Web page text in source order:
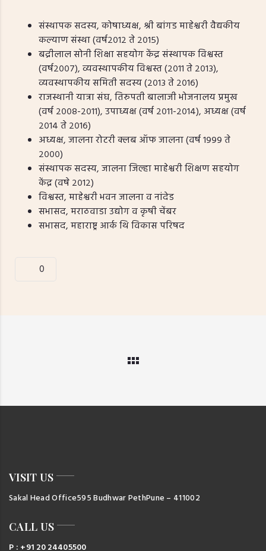
संस्थापक सदस्य, कोषाध्यक्ष, श्री बांगड माहेश्वरी वैद्यकीय
कल्याण संस्था (वर्ष२०१२ ते २०१५)
बद्रीलाल सोनी शिक्षा सहयोग केंद्र संस्थापक विश्वस्त
(वर्ष२००७), व्यवस्थापकीय विश्वस्त (२०११ ते २०१३),
व्यवस्थापकीय समिती सदस्य (२०१३ ते २०१६)
राजस्थानी यात्रा संघ, तिरुपती बालाजी भोजनालय प्रमुख
(वर्ष २००८-२०११), उपाध्यक्ष (वर्ष २०११-२०१४), अध्यक्ष (वर्ष
२०१४ ते २०१६)
अध्यक्ष, जालना रोटरी क्लब ऑफ जालना (वर्ष १९९९ ते
२०००)
संस्थापक सदस्य, जालना जिल्हा माहेश्वरी शिक्षण सहयोग
केंद्र (वषे २०१२)
विश्वस्त, माहेश्वरी भवन जालना व नांदेड
सभासद, मराठवाडा उद्योग व कृषी चेंबर
सभासद, महाराष्ट्र आर्क थि विकास परिषद
0
VISIT US
Sakal Head Office595 Budhwar PethPune – 411002
CALL US
P : +91 20 24405500